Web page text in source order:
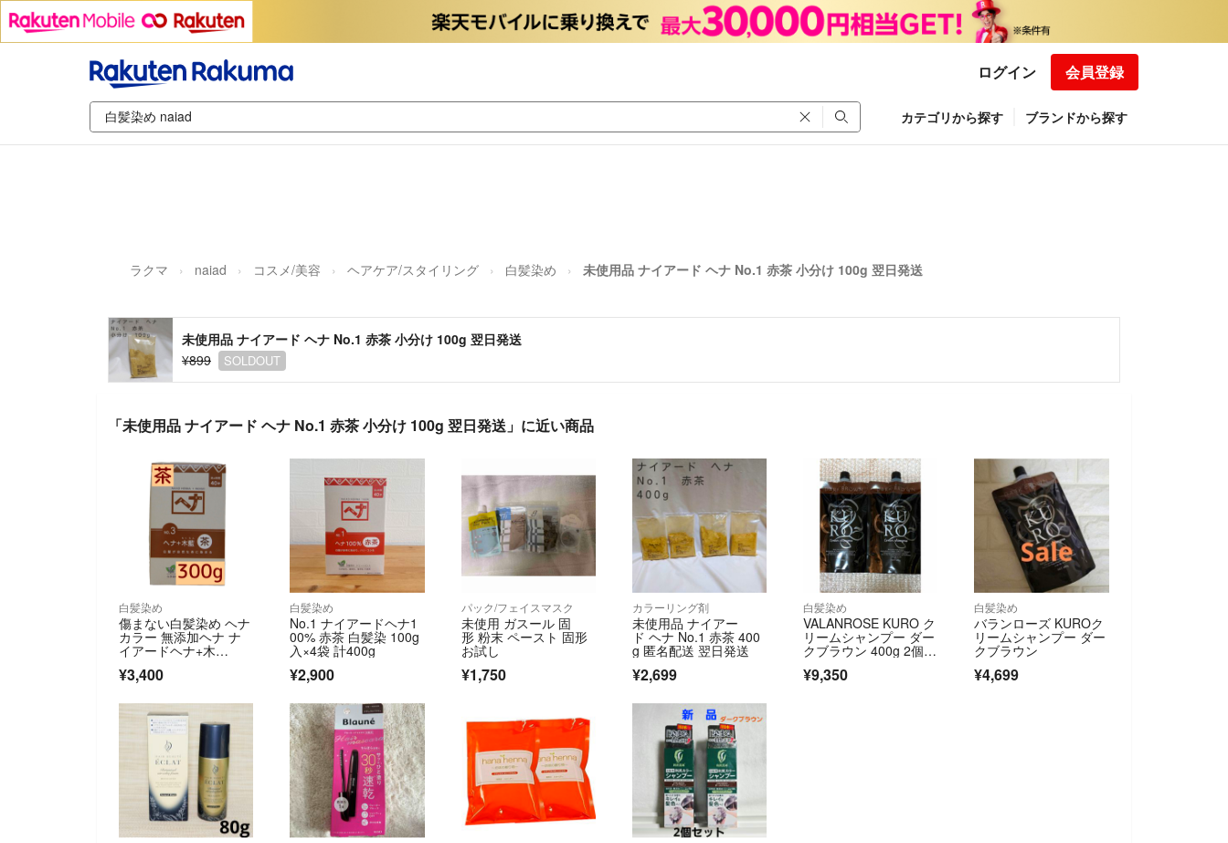
ログイン 会員登録
カテゴリから探す ブランドから探す
ラクマ naiad コスメ/美容 ヘアケア/スタイリング 白髪染め 未使用品 ナイアード ヘナ No.1 赤茶 小分け 100g 翌日発送
未使用品 ナイアード ヘナ No.1 赤茶 小分け 100g 翌日発送
¥899
SOLDOUT
「未使用品 ナイアード ヘナ No.1 赤茶 小分け 100g 翌日発送」に近い商品
白髪染め
傷まない白髪染め ヘナ
カラー 無添加ヘナ ナ
イアードヘナ+木
藍 茶 300g
¥3,400
白髪染め
No.1 ナイアードヘナ1
00% 赤茶 白髪染 100g
入×4袋 計400g
¥2,900
パック/フェイスマスク
未使用 ガスール 固
形 粉末 ペースト 固形
お試し
¥1,750
カラーリング剤
未使用品 ナイアー
ド ヘナ No.1 赤茶 400
g 匿名配送 翌日発送
¥2,699
白髪染め
VALANROSE KURO ク
リームシャンプー ダー
クブラウン 400g 2個セ
ット
¥9,350
白髪染め
バランローズ KUROク
リームシャンプー ダー
クブラウン
¥4,699